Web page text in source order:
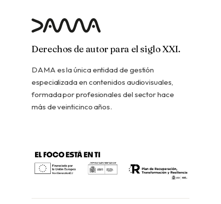
Derechos de autor para el siglo XXI.
DAMA es la única entidad de gestión
especializada en contenidos audiovisuales,
formada por profesionales del sector hace
más de veinticinco años.